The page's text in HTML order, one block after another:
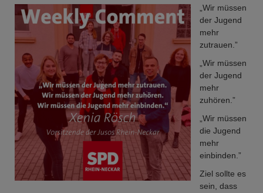
Wir müssen
der Jugend
mehr
zutrauen.
Wir müssen
der Jugend
mehr
zuhören.
Wir müssen
die Jugend
mehr
einbinden.
Ziel sollte es
sein, dass